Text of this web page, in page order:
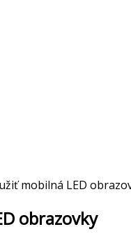
mobilná LED
obrazovky